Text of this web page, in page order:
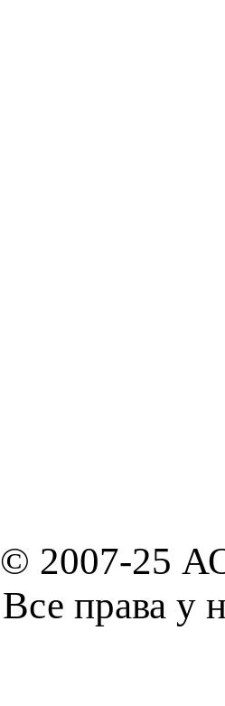
© 2007-25
Все права у